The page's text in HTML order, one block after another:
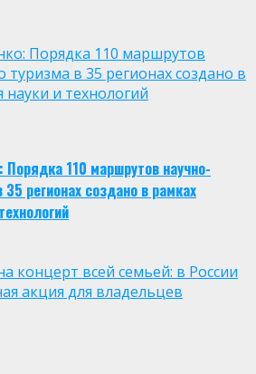
Порядка 110 маршрутов
туризма в 35 регионах создано в
науки и технологий
110 маршрутов научно-
35 регионах создано в рамках
концерт всей семьей: в России
акция для владельцев